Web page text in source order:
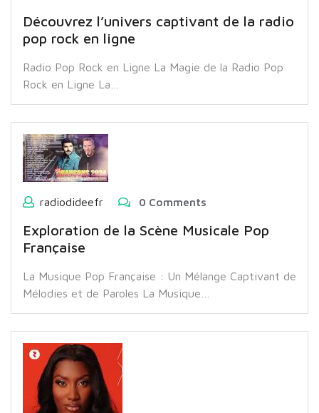
Découvrez l’univers captivant de la radio
pop rock en ligne
Radio Pop Rock en Ligne La Magie de la Radio Pop
Rock en Ligne La…
radiodideefr 0 Comments
Exploration de la Scène Musicale Pop
Française
La Musique Pop Française : Un Mélange Captivant de
Mélodies et de Paroles La Musique…